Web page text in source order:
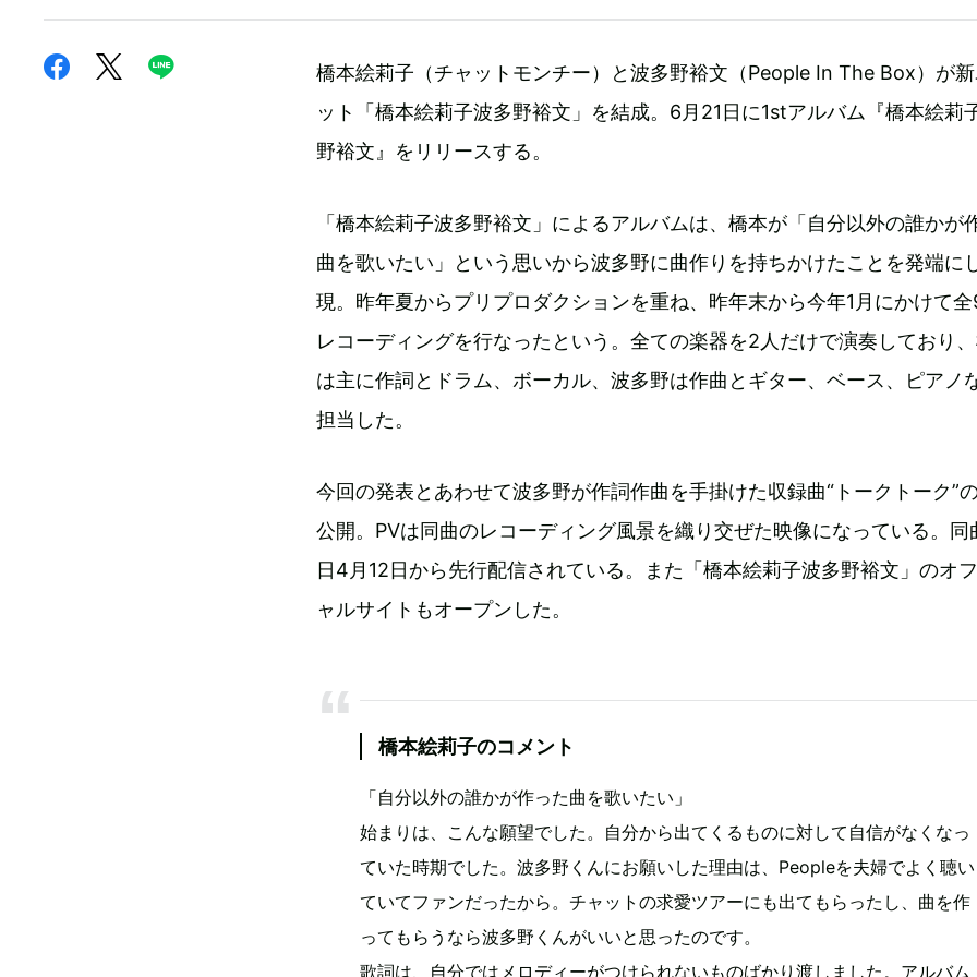
橋本絵莉子（チャットモンチー）と波多野裕文（People In The Box）が新
ット「橋本絵莉子波多野裕文」を結成。6月21日に1stアルバム『橋本絵莉
野裕文』をリリースする。
「橋本絵莉子波多野裕文」によるアルバムは、橋本が「自分以外の誰かが
曲を歌いたい」という思いから波多野に曲作りを持ちかけたことを発端に
現。昨年夏からプリプロダクションを重ね、昨年末から今年1月にかけて
レコーディングを行なったという。全ての楽器を2人だけで演奏しており
は主に作詞とドラム、ボーカル、波多野は作曲とギター、ベース、ピアノ
担当した。
今回の発表とあわせて波多野が作詞作曲を手掛けた収録曲“トークトーク”
公開。PVは同曲のレコーディング風景を織り交ぜた映像になっている。同
日4月12日から先行配信されている。また「橋本絵莉子波多野裕文」のオ
ャルサイトもオープンした。
橋本絵莉子のコメント
「自分以外の誰かが作った曲を歌いたい」
始まりは、こんな願望でした。自分から出てくるものに対して自信がなくなっ
ていた時期でした。波多野くんにお願いした理由は、Peopleを夫婦でよく聴い
ていてファンだったから。チャットの求愛ツアーにも出てもらったし、曲を作
ってもらうなら波多野くんがいいと思ったのです。
歌詞は、自分ではメロディーがつけられないものばかり渡しました。アルバム